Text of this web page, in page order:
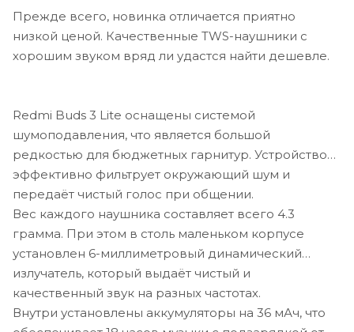
Прежде всего, новинка отличается приятно
низкой ценой. Качественные TWS-наушники с
хорошим звуком вряд ли удастся найти дешевле.
Redmi Buds 3 Lite оснащены системой
шумоподавления, что является большой
редкостью для бюджетных гарнитур. Устройство
эффективно фильтрует окружающий шум и
передаёт чистый голос при общении.
Вес каждого наушника составляет всего 4.3
грамма. При этом в столь маленьком корпусе
установлен 6-миллиметровый динамический
излучатель, который выдаёт чистый и
качественный звук на разных частотах.
Внутри установлены аккумуляторы на 36 мАч, что